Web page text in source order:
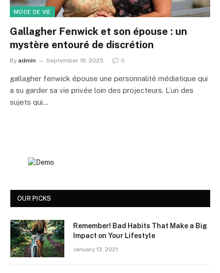
MODE DE VIE
Gallagher Fenwick et son épouse : un
mystère entouré de discrétion
By admin September 18, 2025 0
gallagher fenwick épouse une personnalité médiatique qui
a su garder sa vie privée loin des projecteurs. L’un des
sujets qui…
OUR PICKS
Remember! Bad Habits That Make a Big
Impact on Your Lifestyle
January 13, 2021